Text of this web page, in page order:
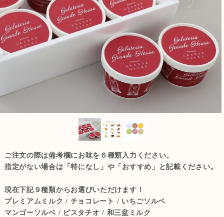
ご注文の際は備考欄にお味を６種類入力ください。
指定がない場合は「特になし」や「おすすめ」と記載ください。
現在下記９種類からお選びいただけます！
プレミアムミルク / チョコレート / いちごソルベ
マンゴーソルベ / ピスタチオ / 和三盆ミルク